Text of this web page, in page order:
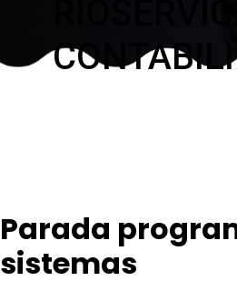
Parada
sistemas